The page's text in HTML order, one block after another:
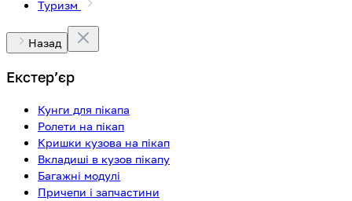
Туризм
Назад
Екстерʼєр
Кунги для пікапа
Ролети на пікап
Кришки кузова на пікап
Вкладиші в кузов пікапу
Багажні модулі
Причепи і запчастини